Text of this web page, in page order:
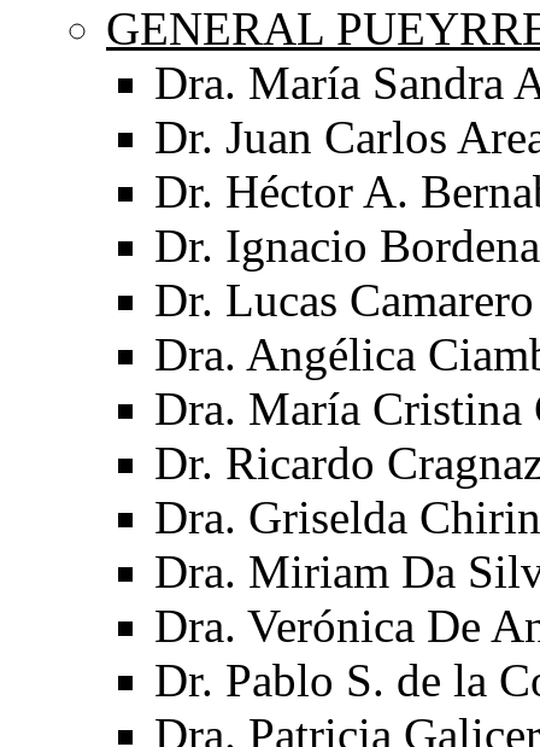
GENERAL
Dra. María Sandra
Dr. Juan Carlos
Dr. Héctor A.
Dr. Ignacio
Dr. Lucas Camarero
Dra. Angélica
Dra. María Cristina
Dr. Ricardo
Dra. Griselda
Dra. Miriam Da
Dra. Verónica De
Dr. Pablo S. de la
Dra. Patricia Galicer